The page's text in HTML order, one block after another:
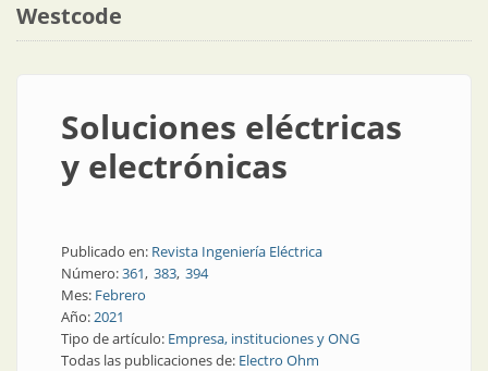
Westcode
Soluciones eléctricas
y electrónicas
Publicado en: Revista Ingeniería Eléctrica
Número:361 383 394
Mes: Febrero
Año:2021
Tipo de artículo: Empresa, instituciones y ONG
Todas las publicaciones de: Electro Ohm